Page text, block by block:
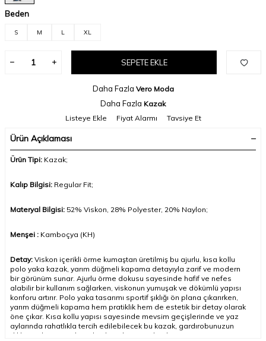
Beden
S M L XL
SEPETE EKLE
Daha Fazla Vero Moda
Daha Fazla Kazak
Listeye Ekle
Fiyat Alarmı Tavsiye Et
Ürün Açıklaması
Ürün Tipi: Kazak;
Kalıp Bilgisi: Regular Fit;
Materyal Bilgisi: 52% Viskon, 28% Polyester, 20% Naylon;
Menşei : Kamboçya (KH)
Detay: Viskon içerikli örme kumaştan üretilmiş bu ajurlu, kısa kollu
polo yaka kazak, yarım düğmeli kapama detayıyla zarif ve modern
bir görünüm sunar. Ajurlu örme dokusu sayesinde hafif ve nefes
alabilir bir kullanım sağlarken, viskonun yumuşak ve dökümlü yapısı
konforu artırır. Polo yaka tasarımı sportif şıklığı ön plana çıkarırken,
yarım düğmeli kapama hem pratiklik hem de estetik bir detay olarak
öne çıkar. Kısa kollu yapısı sayesinde mevsim geçişlerinde ve yaz
aylarında rahatlıkla tercih edilebilecek bu kazak, gardırobunuzun
dikkat çekici parçalarından biri olmaya adaydır;